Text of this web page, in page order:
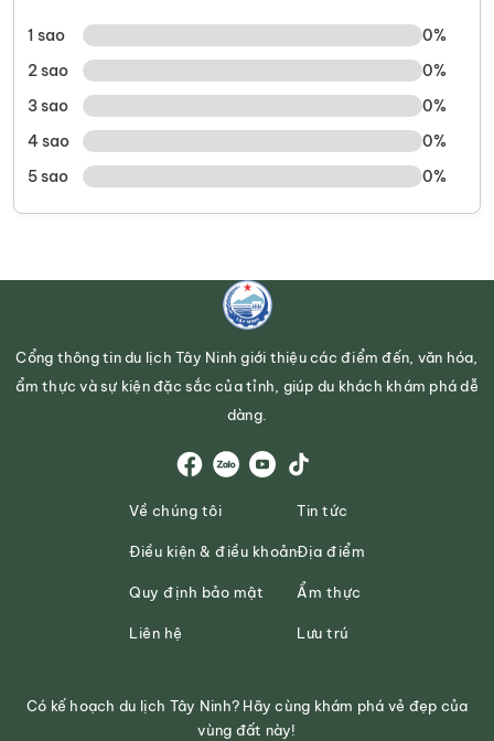
1 sao
0%
2 sao
0%
3 sao
0%
4 sao
0%
5 sao
0%
Cổng thông tin du lịch Tây Ninh giới thiệu các điểm đến, văn hóa,
ẩm thực và sự kiện đặc sắc của tỉnh, giúp du khách khám phá dễ
dàng.
Về chúng tôi
Điều kiện & điều khoản
Quy định bảo mật
Liên hệ
Tin tức
Địa điểm
Ẩm thực
Lưu trú
Có kế hoạch du lịch Tây Ninh? Hãy cùng khám phá vẻ đẹp của
vùng đất này!